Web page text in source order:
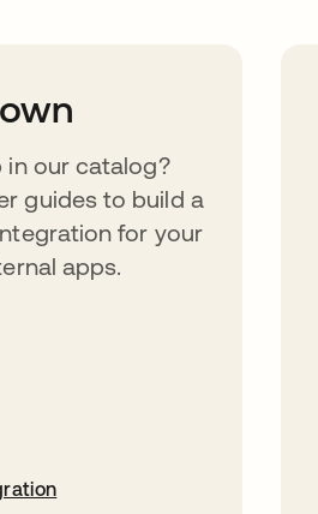
in our catalog?
guides to build a
for your
apps.